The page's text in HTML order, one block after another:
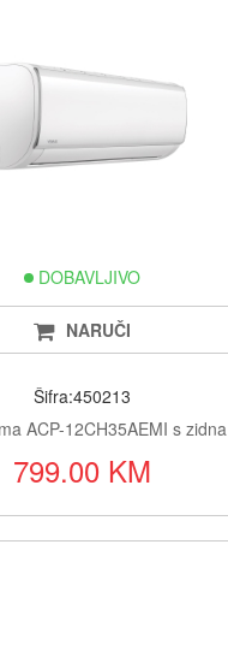
DOBAVLJIVO
NARUČI
Šifra:450213
ACP-12CH35AEMI s zidna
799.00 KM